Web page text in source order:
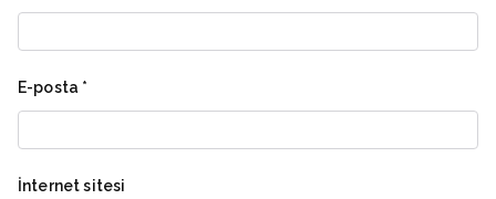
E-posta *
İnternet sitesi